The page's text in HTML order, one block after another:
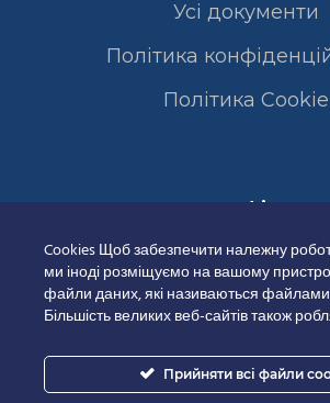
Усі документи
Політика
Полiтика Cookie
Сертифікати
Cookies Щоб забезпечити належну
ми іноді розміщуємо на вашому
файли даних, які називаються
Більшість великих веб-сайтів також
Прийняти всі файли